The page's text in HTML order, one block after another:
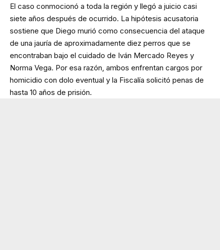
El caso conmocionó a toda la región y llegó a juicio casi
siete años después de ocurrido. La hipótesis acusatoria
sostiene que Diego murió como consecuencia del ataque
de una jauría de aproximadamente diez perros que se
encontraban bajo el cuidado de Iván Mercado Reyes y
Norma Vega. Por esa razón, ambos enfrentan cargos por
homicidio con dolo eventual y la Fiscalía solicitó penas de
hasta 10 años de prisión.